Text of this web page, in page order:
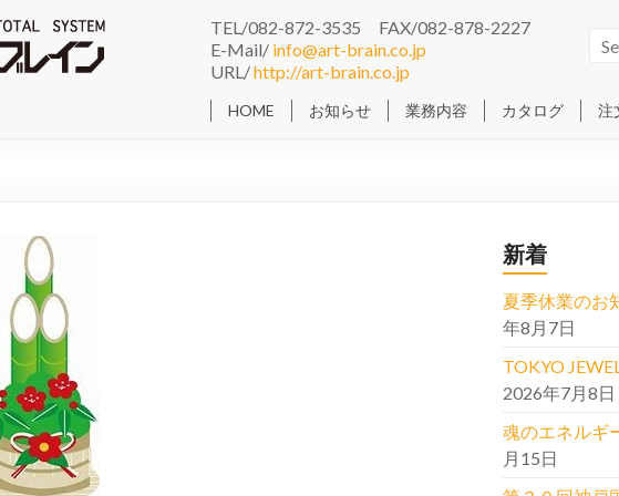
TEL/082-872-3535 FAX/082-878-2227
E-Mail/ info@art-brain.co.jp
URL/http://art-brain.co.jp
HOME お知らせ 業務内容 カタログ 注
新着
夏季休業のお
年8月7日
TOKYO
2026年7月8日
魂のエネルギ
月15日